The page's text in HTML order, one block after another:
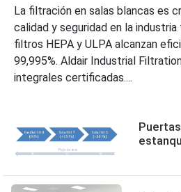
La filtración en salas blancas es
calidad y seguridad en la
filtros HEPA y ULPA alcanzan
99,995%. Aldair Industrial
integrales certificadas....